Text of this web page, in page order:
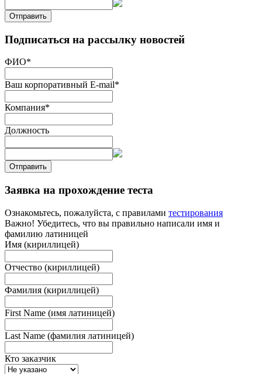
Отправить
Подписаться на рассылку новостей
ФИО*
Ваш корпоративный E-mail*
Компания*
Должность
Отправить
Заявка на прохождение теста
Ознакомьтесь, пожалуйста, с правилами тестирования
Важно! Убедитесь, что вы правильно написали имя и
фамилию латиницей
Имя (кириллицей)
Отчество (кириллицей)
Фамилия (кириллицей)
First Name (имя латиницей)
Last Name (фамилия латиницей)
Кто заказчик